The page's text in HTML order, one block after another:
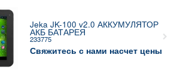
Jeka JK-100 v2.0 АККУМУЛЯТОР
АКБ БАТАРЕЯ
233775
Свяжитесь с нами насчет цены